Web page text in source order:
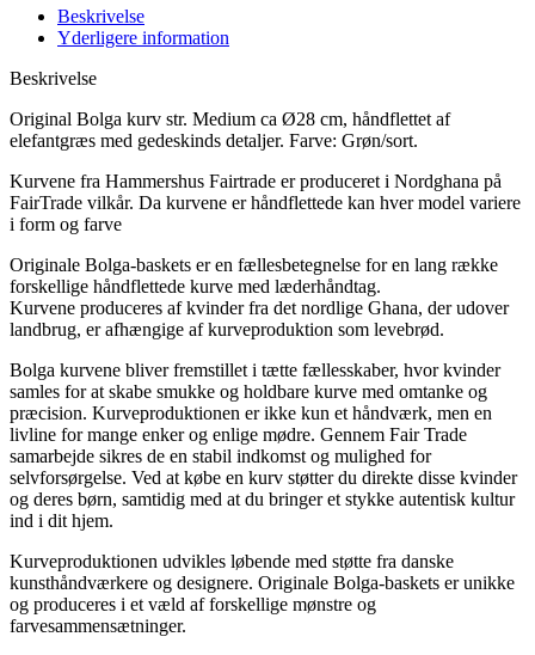
Beskrivelse
Yderligere information
Beskrivelse
Original Bolga kurv str. Medium ca Ø28 cm, håndflettet af
elefantgræs med gedeskinds detaljer. Farve: Grøn/sort.
Kurvene fra Hammershus Fairtrade er produceret i Nordghana på
FairTrade vilkår. Da kurvene er håndflettede kan hver model variere
i form og farve
Originale Bolga-baskets er en fællesbetegnelse for en lang række
forskellige håndflettede kurve med læderhåndtag.
Kurvene produceres af kvinder fra det nordlige Ghana, der udover
landbrug, er afhængige af kurveproduktion som levebrød.
Bolga kurvene bliver fremstillet i tætte fællesskaber, hvor kvinder
samles for at skabe smukke og holdbare kurve med omtanke og
præcision. Kurveproduktionen er ikke kun et håndværk, men en
livline for mange enker og enlige mødre. Gennem Fair Trade
samarbejde sikres de en stabil indkomst og mulighed for
selvforsørgelse. Ved at købe en kurv støtter du direkte disse kvinder
og deres børn, samtidig med at du bringer et stykke autentisk kultur
ind i dit hjem.
Kurveproduktionen udvikles løbende med støtte fra danske
kunsthåndværkere og designere. Originale Bolga-baskets er unikke
og produceres i et væld af forskellige mønstre og
farvesammensætninger.